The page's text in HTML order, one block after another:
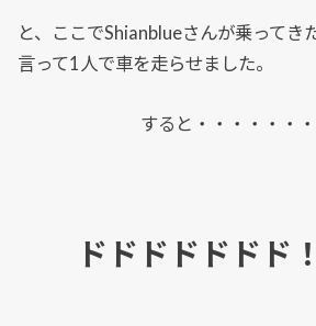
と、ここでShianblueさんが乗ってき
言って1人で車を走らせました。
すると・・・・・・・
ドドドドドドド